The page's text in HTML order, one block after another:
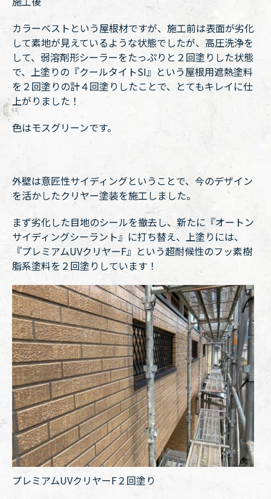
カラーベストという屋根材ですが、施工前は表面が劣化
して素地が見えているような状態でしたが、高圧洗浄を
して、弱溶剤形シーラーをたっぷりと２回塗りした状態
で、上塗りの『クールタイトSI』という屋根用遮熱塗料
を２回塗りの計４回塗りしたことで、とてもキレイに仕
上がりました！
色はモスグリーンです。
外壁は意匠性サイディングということで、今のデザイン
を活かしたクリヤー塗装を施工しました。
まず劣化した目地のシールを撤去し、新たに『オートン
サイディングシーラント』に打ち替え、上塗りには、
『プレミアムUVクリヤーF』という超耐候性のフッ素樹
脂系塗料を２回塗りしています！
プレミアムUVクリヤーF２回塗り